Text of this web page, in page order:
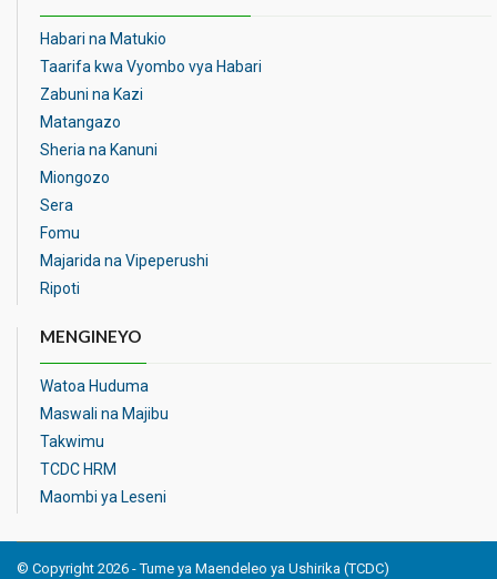
Habari na Matukio
Taarifa kwa Vyombo vya Habari
Zabuni na Kazi
Matangazo
Sheria na Kanuni
Miongozo
Sera
Fomu
Majarida na Vipeperushi
Ripoti
MENGINEYO
Watoa Huduma
Maswali na Majibu
Takwimu
TCDC HRM
Maombi ya Leseni
© Copyright 2026 - Tume ya Maendeleo ya Ushirika (TCDC)